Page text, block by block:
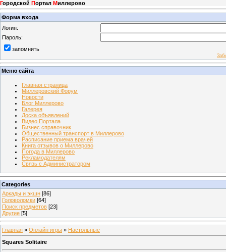
Городской Портал Миллерово
Форма входа
Логин:
Пароль:
запомнить
Меню сайта
Главная страница
Миллеровский Форум
Новости
Блог Миллерово
Галерея
Доска объявлений
Видео Портала
Бизнес справочник
Общественный транспорт в Миллерово
Расписание приема врачей
Книга отзывов о Миллерово
Погода в Миллерово
Рекламодателям
Связь с Администратором
Categories
Аркады и экшн [86]
Головоломки [64]
Поиск предметов [23]
Другие [5]
Главная » Онлайн игры » Настольные
Squares Solitaire